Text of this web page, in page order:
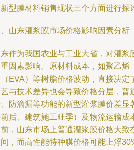
型膜材料销售现状三个方面进行探
山东灌浆膜市场价格影响因素分析
作为我国农业与工业大省，对灌浆
因素影响。原材料成本，如聚乙烯
EVA）等树脂价格波动，直接决定
与技术差异也会导致价格分层，普
防滴漏等功能的新型灌浆膜价差显
后、建筑施工旺季）及物流运输成
，山东市场上普通灌浆膜价格大致
，而高性能特种膜价格可能上浮